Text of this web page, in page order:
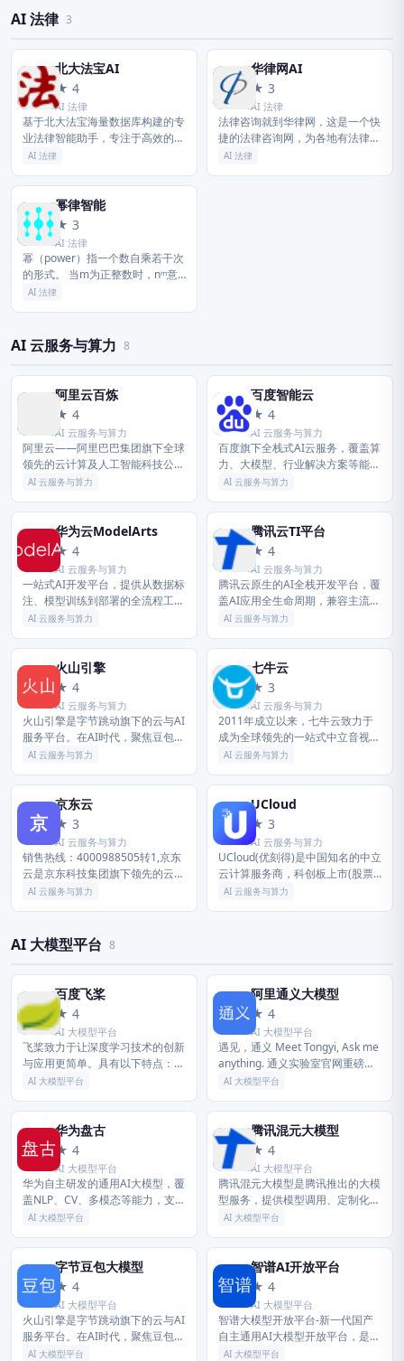
AI 法律 3
北
北大法宝AI
★ 4
AI 法律
基于北大法宝海量数据库构建的专
业法律智能助手，专注于高效的法
律检索、精准的法规匹配与深度的
策。
AI 法律
华
华律网AI
★ 3
AI 法律
法律咨询就到华律网，这是一个快
捷的法律咨询网，为各地有法律咨
询需求的公众提供免费律师在线咨
AI 法律
幂
幂律智能
★ 3
AI 法律
幂（power）指一个数自乘若干次
的形式。 当m为正整数时，nᵐ意
义为m个n相乘。 当m为小数时，
AI 法律
AI 云服务与算力 8
阿里云百炼
★ 4
AI 云服务与算力
阿里云——阿里巴巴集团旗下全球
领先的云计算及人工智能科技公司
之一。 提供全栈云服务，包括弹
储方案，以及AI大模型、向量检
索、...
AI 云服务与算力
百
百度智能云
★ 4
AI 云服务与算力
百度旗下全栈式AI云服务，覆盖算
力、大模型、行业解决方案等能
力，为企业提供从开发到落地的全
AI 云服务与算力
华
华为云ModelArts
★ 4
AI 云服务与算力
一站式AI开发平台，提供从数据标
注、模型训练到部署的全流程工
具，支持多框架、大模型定制，降
AI 云服务与算力
腾
腾讯云TI平台
★ 4
AI 云服务与算力
腾讯云原生的AI全栈开发平台，覆
盖AI应用全生命周期，兼容主流开
发框架，提供低代码开发、大模型
用。
AI 云服务与算力
火
火山引擎
★ 4
AI 云服务与算力
火山引擎是字节跳动旗下的云与AI
服务平台。在AI时代，聚焦豆包大
模型和AI云原生技术，为企业提供
务，助力企业AI转型与...
AI 云服务与算力
七
七牛云
★ 3
AI 云服务与算力
2011年成立以来，七牛云致力于
成为全球领先的一站式中立音视频
云+AI服务商，围绕数字化浪潮下
边一体化能力和低代码能力，持
续...
AI 云服务与算力
京
京东云
★ 3
AI 云服务与算力
销售热线：4000988505转1,京东
云是京东科技集团旗下领先的云计
算品牌，依托于京东科技集团在人
AI 云服务与算力
U
UCloud
★ 3
AI 云服务与算力
UCloud(优刻得)是中国知名的中立
云计算服务商，科创板上市(股票
代码：688158)，中国云计算第一
AI 云服务与算力
AI 大模型平台 8
百
百度飞桨
★ 4
AI 大模型平台
飞桨致力于让深度学习技术的创新
与应用更简单。具有以下特点：同
时支持动态图和静态图，兼顾灵活
模型并提供官方支持；真正源于产
业实...
AI 大模型平台
阿
阿里通义大模型
★ 4
AI 大模型平台
遇见，通义 Meet Tongyi, Ask me
anything. 通义实验室官网重磅升
级，汇聚全系列大模型、最新行业
掌...
AI 大模型平台
华
华为盘古
★ 4
AI 大模型平台
华为自主研发的通用AI大模型，覆
盖NLP、CV、多模态等能力，支持
行业场景定制，为企业提供高效、
AI 大模型平台
腾
腾讯混元大模型
★ 4
AI 大模型平台
腾讯混元大模型是腾讯推出的大模
型服务，提供模型调用、定制化开
发能力，覆盖内容创作、智能客
字化升级。
AI 大模型平台
字
字节豆包大模型
★ 4
AI 大模型平台
火山引擎是字节跳动旗下的云与AI
服务平台。在AI时代，聚焦豆包大
模型和AI云原生技术，为企业提供
AI 大模型平台
智
智谱AI开放平台
★ 4
AI 大模型平台
智谱大模型开放平台-新一代国产
自主通用AI大模型开放平台，是国
内大模型排名前列的大模型网站，
AI 大模型平台